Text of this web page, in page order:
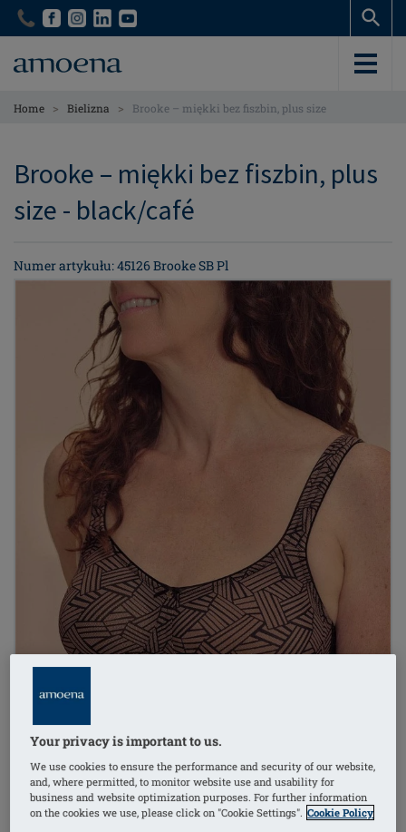
Skip
content
Skip
content
Home > Bielizna > Brooke – miękki bez fiszbin, plus size
Brooke – miękki bez fiszbin, plus
size - black/café
Numer artykułu: 45126 Brooke SB Pl
1/4
Your privacy is important to us.
We use cookies to ensure the performance and security of our website,
and, where permitted, to monitor website use and usability for
business and website optimization purposes. For further information
on the cookies we use, please click on "Cookie Settings". Cookie Policy